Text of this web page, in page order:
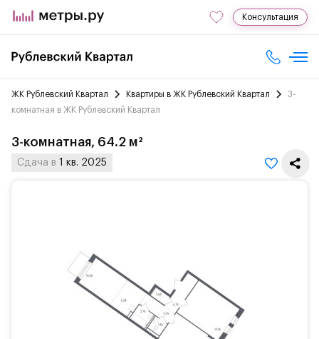
Консультация
ЖК Рублевский Квартал Квартиры в ЖК Рублевский Квартал
3-
комнатная в ЖК Рублевский Квартал
3-комнатная, 64.2 м²
Сдача в 1 кв. 2025